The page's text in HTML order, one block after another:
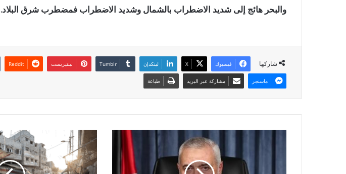
والبحر هائج إلى شديد الاضطراب بالشمال وشديد الاضطراب فمضطرب شرق البلاد.
شاركها فيسبوك X لينكدإن بينتيريست
ماسنجر مشاركة عبر البريد طباعة